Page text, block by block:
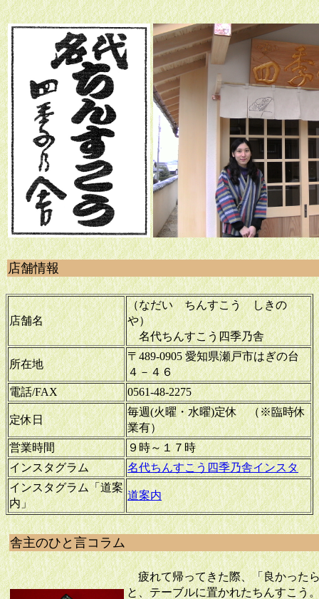
店舗情報
店舗名
（なだい ちんすこう しきの
や）
名代ちんすこう四季乃舎
所在地
〒489-0905 愛知県瀬戸市はぎの台
４－４６
電話/FAX
0561-48-2275
定休日
毎週(火曜・水曜)定休 （※臨時休
業有）
営業時間
９時～１７時
インスタグラム
名代ちんすこう四季乃舎インスタ
インスタグラム「道案
内」
道案内
舎主のひと言コラム
疲れて帰ってきた際、「良かった
と、テーブルに置かれたちんすこう